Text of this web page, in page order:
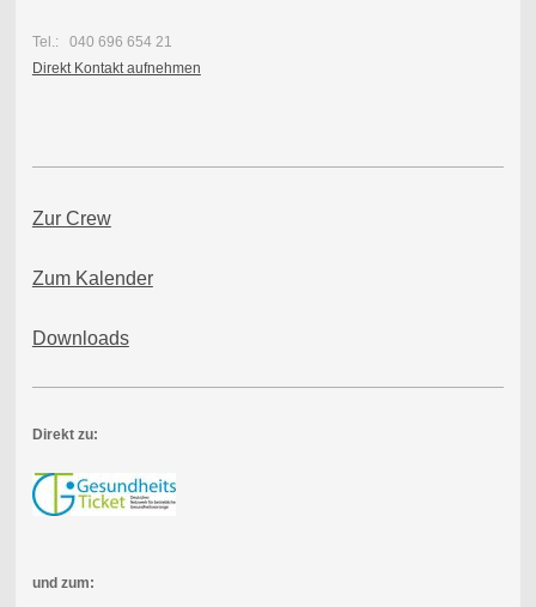
Tel.: 040 696 654 21
Direkt Kontakt aufnehmen
Zur Crew
Zum Kalender
Downloads
Direkt zu:
und zum: